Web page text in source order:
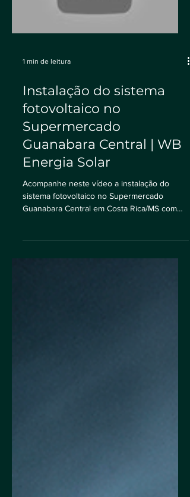
Instalação do sistema
fotovoltaico no
Supermercado
Guanabara Central | WB
Energia Solar
Acompanhe neste vídeo a instalação do
nosso engenheiro Eliton...